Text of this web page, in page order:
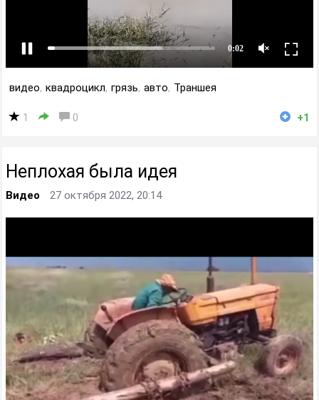
видео, квадроцикл, грязь, авто, Траншея
1 0 +1
Неплохая была идея
Видео 27 октября 2022, 20:14